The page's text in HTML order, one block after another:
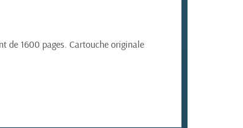
de 1600 pages. Cartouche originale